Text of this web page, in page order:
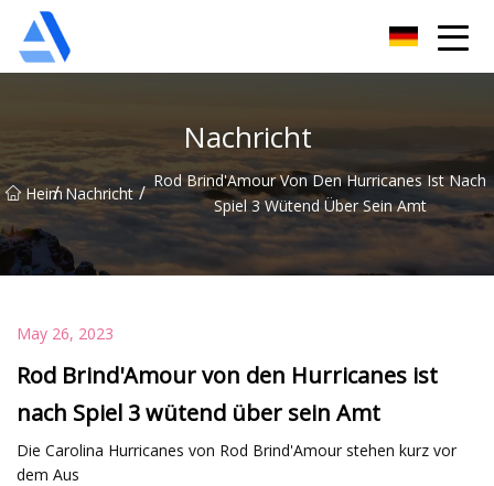
Nachricht
Heim
/ Nachricht / Rod Brind'Amour Von Den Hurricanes Ist Nach
Spiel 3 Wütend Über Sein Amt
May 26, 2023
Rod Brind'Amour von den Hurricanes ist
nach Spiel 3 wütend über sein Amt
Die Carolina Hurricanes von Rod Brind'Amour stehen kurz vor
dem Aus